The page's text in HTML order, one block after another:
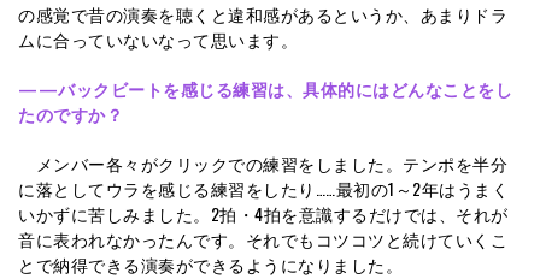
の感覚で昔の演奏を聴くと違和感があるというか、あまりドラ
ムに合っていないなって思います。
——バックビートを感じる練習は、具体的にはどんなことをし
たのですか？
メンバー各々がクリックでの練習をしました。テンポを半分
に落としてウラを感じる練習をしたり……最初の1～2年はうまく
いかずに苦しみました。2拍・4拍を意識するだけでは、それが
音に表われなかったんです。それでもコツコツと続けていくこ
とで納得できる演奏ができるようになりました。